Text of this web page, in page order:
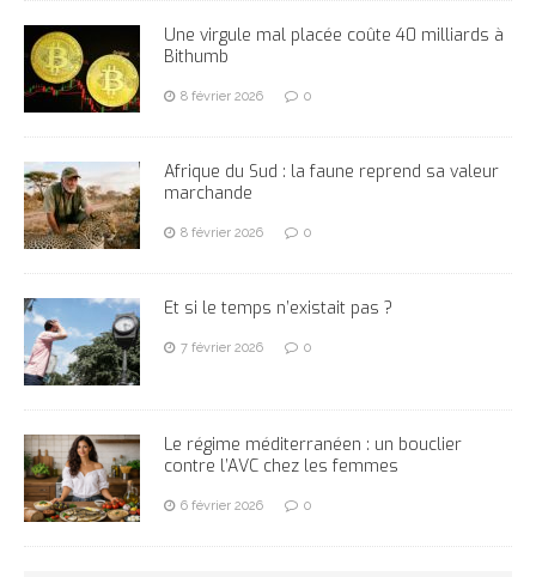
Une virgule mal placée coûte 40 milliards à
Bithumb
8 février 2026 0
Afrique du Sud : la faune reprend sa valeur
marchande
8 février 2026 0
Et si le temps n’existait pas ?
7 février 2026 0
Le régime méditerranéen : un bouclier
contre l’AVC chez les femmes
6 février 2026 0